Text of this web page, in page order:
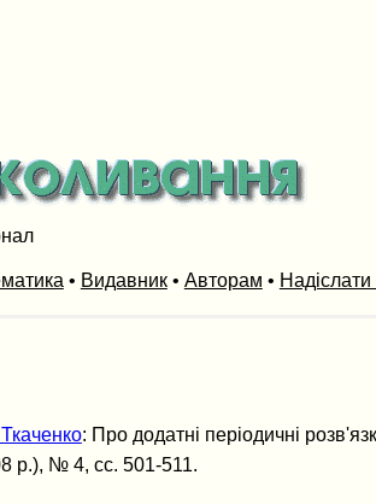
• Видавник• Авторам • Надіслати
Ткаченко: Про додатні періодичні
р.), № 4, сс. 501-511.